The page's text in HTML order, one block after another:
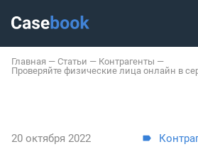
Главная — Статьи — Контрагенты —
Проверяйте физические лица онлайн в
20 октября 2022